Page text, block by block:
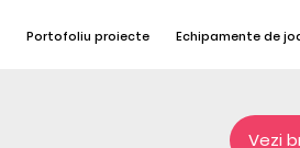
Portofoliu proiecte Echipamente de
Vezi